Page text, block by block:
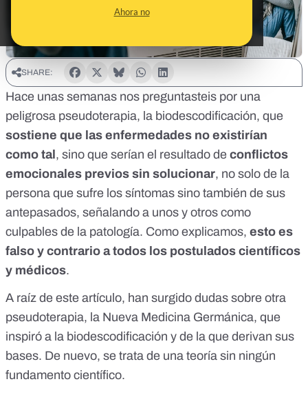
Ahora no
SHARE:
Hace unas semanas nos preguntasteis por una
peligrosa pseudoterapia, la biodescodificación, que
sostiene que las enfermedades no existirían
como tal , sino que serían el resultado de conflictos
emocionales previos sin solucionar, no solo de la
persona que sufre los síntomas sino también de sus
antepasados, señalando a unos y otros como
culpables de la patología. Como explicamos, esto es
falso y contrario a todos los postulados científicos
y médicos.
A raíz de este artículo, han surgido dudas sobre otra
pseudoterapia, la Nueva Medicina Germánica, que
inspiró a la biodescodificación y de la que derivan sus
bases. De nuevo, se trata de una teoría sin ningún
fundamento científico.